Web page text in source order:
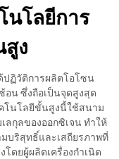
นโลยีการ
ง
ปฏิวัติการผลิตโอโซน
อน ซึ่งถือเป็นจุดสูงสุด
โนโลยีขั้นสูงนี้ใช้สนาม
ลกุลของออกซิเจน ทำให้
บริสุทธิ์และเสถียรภาพที่
โดยผู้ผลิตเครื่องกำเนิด